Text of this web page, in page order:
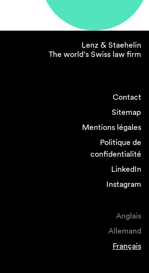
Lenz & Staehelin
The world’s Swiss law firm
Contact
Sitemap
Mentions légales
Politique de
confidentialité
LinkedIn
Instagram
Anglais
Allemand
Français